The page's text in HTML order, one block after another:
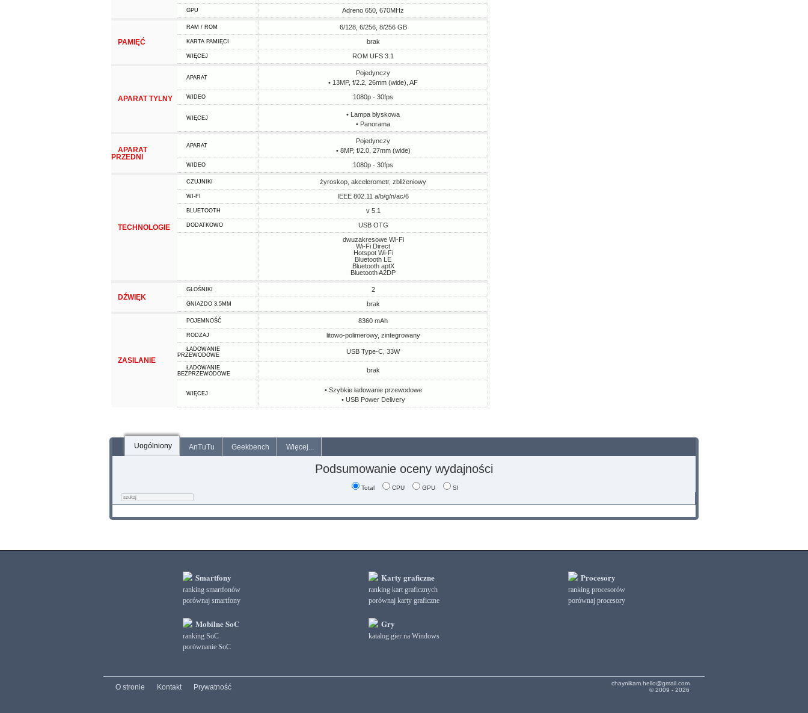
GPU Adreno 650, 670MHz
PAMIĘĆ
RAM / ROM 6/128, 6/256, 8/256 GB
KARTA PAMIĘCI brak
WIĘCEJ ROM UFS 3.1
APARAT TYLNY
APARAT
Pojedynczy
• 13MP, f/2.2, 26mm (wide), AF
WIDEO 1080p - 30fps
WIĘCEJ
• Lampa błyskowa
• Panorama
APARAT
PRZEDNI
APARAT
Pojedynczy
• 8MP, f/2.0, 27mm (wide)
WIDEO 1080p - 30fps
TECHNOLOGIE
CZUJNIKI żyroskop, akcelerometr, zbliżeniowy
WI-FI IEEE 802.11 a/b/g/n/ac/6
BLUETOOTH v 5.1
DODATKOWO
USB OTG
dwuzakresowe Wi-Fi
Wi-Fi Direct
Hotspot Wi-Fi
Bluetooth LE
Bluetooth aptX
Bluetooth A2DP
DŹWIĘK
GŁOŚNIKI 2
GNIAZDO 3,5MM brak
ZASILANIE
POJEMNOŚĆ 8360 mAh
RODZAJ litowo-polimerowy, zintegrowany
ŁADOWANIE
PRZEWODOWE
USB Type-C, 33W
ŁADOWANIE
BEZPRZEWODOWE
brak
WIĘCEJ
• Szybkie ładowanie przewodowe
• USB Power Delivery
Uogólniony AnTuTu Geekbench Więcej...
Podsumowanie oceny wydajności
Total CPU GPU SI
Smartfony
ranking smartfonów
porównaj smartfony
Mobilne SoC
ranking SoC
porównanie SoC
Karty graficzne
ranking kart graficznych
porównaj karty graficzne
Gry
katalog gier na Windows
Procesory
ranking procesorów
porównaj procesory
chaynikam.hello@gmail.com
© 2009 - 2026
O stronie Kontakt Prywatność